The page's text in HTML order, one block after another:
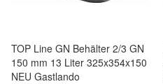
TOP Line GN Behälter 2/3 GN
150 mm 13 Liter 325x354x150
NEU Gastlando